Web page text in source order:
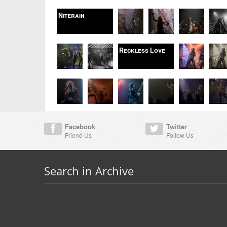
Niterain
Reckless Love
Facebook
Friend Us
Twitter
Follow Us
Search in Archive